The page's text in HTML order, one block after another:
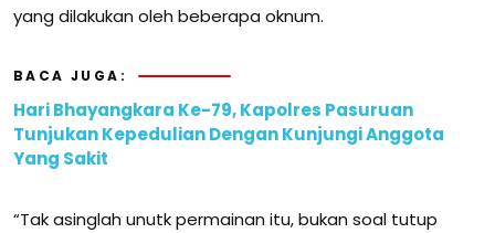
yang dilakukan oleh beberapa oknum.
BACA JUGA:
Hari Bhayangkara Ke-79, Kapolres Pasuruan
Tunjukan Kepedulian Dengan Kunjungi Anggota
Yang Sakit
“Tak asinglah unutk permainan itu, bukan soal tutup